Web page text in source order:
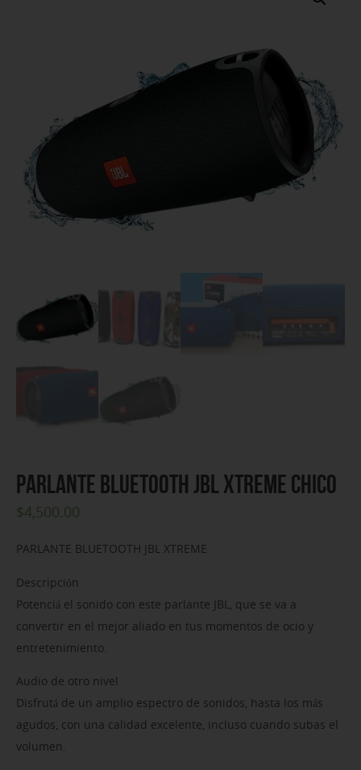
PARLANTE BLUETOOTH JBL XTREME CHICO
$4,500.00
PARLANTE BLUETOOTH JBL XTREME
Descripción
Potenciá el sonido con este parlante JBL, que se va a
convertir en el mejor aliado en tus momentos de ocio y
entretenimiento.
Audio de otro nivel
Disfrutá de un amplio espectro de sonidos, hasta los más
agudos, con una calidad excelente, incluso cuando subas el
volumen.